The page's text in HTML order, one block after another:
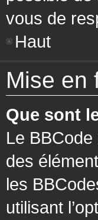
vous de
Haut
Mise en
Que sont
Le
des
les
utilisant